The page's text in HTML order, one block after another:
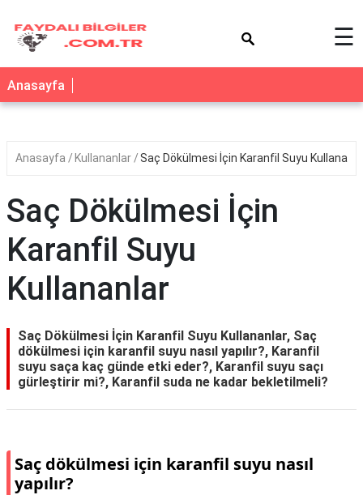
☰
Anasayfa
Anasayfa Kullananlar Saç Dökülmesi İçin Karanfil Suyu
Saç Dökülmesi İçin
Karanfil Suyu
Kullananlar
Saç Dökülmesi İçin Karanfil Suyu Kullananlar, Saç
dökülmesi için karanfil suyu nasıl yapılır?, Karanfil
suyu saça kaç günde etki eder?, Karanfil suyu saçı
gürleştirir mi?, Karanfil suda ne kadar bekletilmeli?
Saç dökülmesi için karanfil suyu nasıl
yapılır?